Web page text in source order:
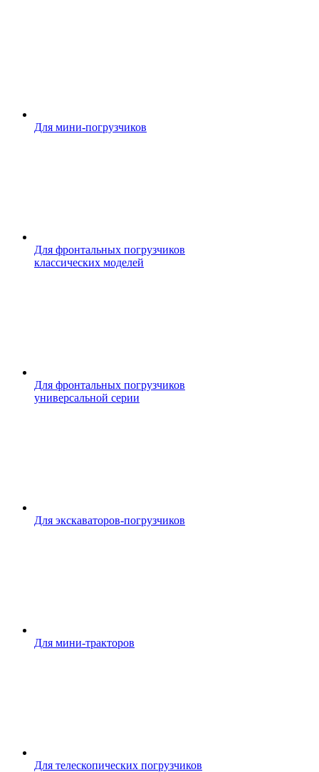
Для мини-погрузчиков
Для фронтальных погрузчиков
классических моделей
Для фронтальных погрузчиков
универсальной серии
Для экскаваторов-погрузчиков
Для мини-тракторов
Для телескопических погрузчиков